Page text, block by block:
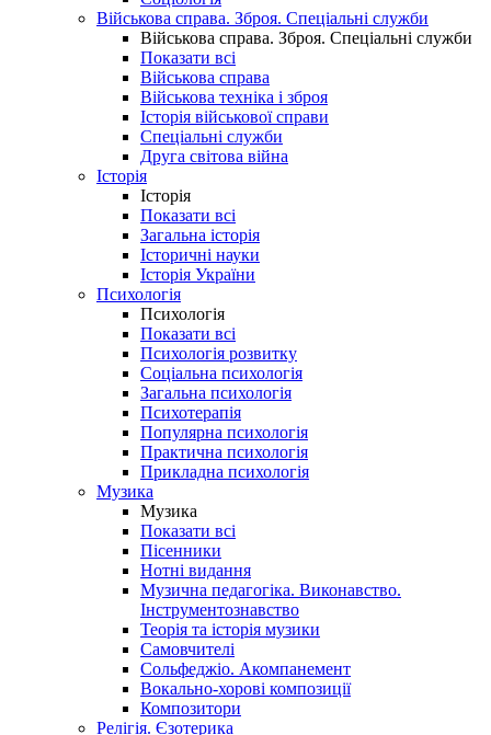
Військова справа. Зброя. Спеціальні служби
Військова справа. Зброя. Спеціальні служби
Показати всі
Військова справа
Військова техніка і зброя
Історія військової справи
Спеціальні служби
Друга світова війна
Історія
Історія
Показати всі
Загальна історія
Історичні науки
Історія України
Психологія
Психологія
Показати всі
Психологія розвитку
Соціальна психологія
Загальна психологія
Психотерапія
Популярна психологія
Практична психологія
Прикладна психологія
Музика
Музика
Показати всі
Пісенники
Нотні видання
Музична педагогіка. Виконавство.
Інструментознавство
Теорія та історія музики
Самовчителі
Сольфеджіо. Акомпанемент
Вокально-хорові композиції
Композитори
Релігія. Єзотерика